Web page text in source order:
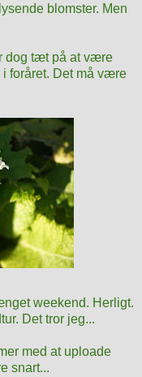
blomster. Men
dog tæt på at være
i foråret. Det må være
weekend. Herligt.
Det tror jeg...
med at uploade
snart...